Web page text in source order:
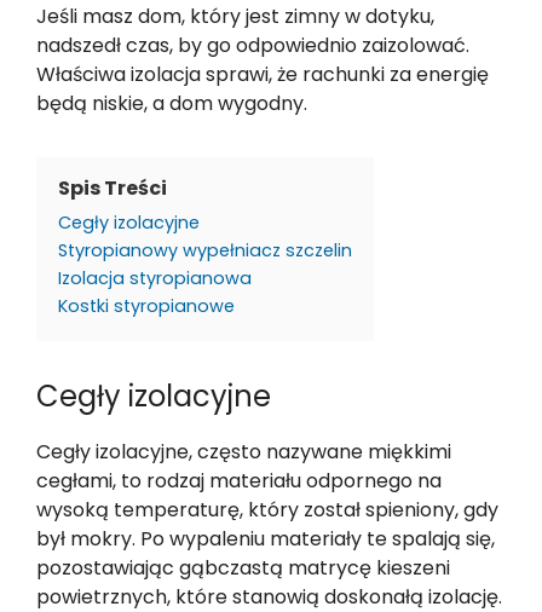
Jeśli masz dom, który jest zimny w dotyku,
nadszedł czas, by go odpowiednio zaizolować.
Właściwa izolacja sprawi, że rachunki za energię
będą niskie, a dom wygodny.
Spis Treści
Cegły izolacyjne
Styropianowy wypełniacz szczelin
Izolacja styropianowa
Kostki styropianowe
Cegły izolacyjne
Cegły izolacyjne, często nazywane miękkimi
cegłami, to rodzaj materiału odpornego na
wysoką temperaturę, który został spieniony, gdy
był mokry. Po wypaleniu materiały te spalają się,
pozostawiając gąbczastą matrycę kieszeni
powietrznych, które stanowią doskonałą izolację.